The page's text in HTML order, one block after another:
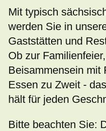
Mit typisch
werden Sie in
Gaststätten und
Ob zur
Beisammensein mit
Essen zu Zweit -
hält für jeden
Bitte beachten Sie: